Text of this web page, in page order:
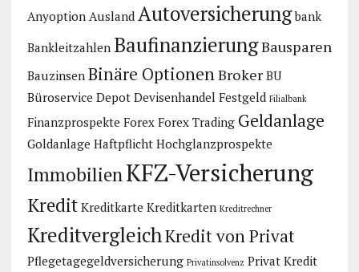
Anyoption Ausland Autoversicherung bank
Bankleitzahlen BaufinanzierungBausparen
Bauzinsen Binäre OptionenBroker BU
Büroservice Depot Devisenhandel Festgeld Filialbank
Finanzprospekte Forex Forex Trading Geldanlage
Goldanlage Haftpflicht Hochglanzprospekte
ImmobilienKFZ-Versicherung
Kredit Kreditkarte Kreditkarten Kreditrechner
KreditvergleichKredit von Privat
Pflegetagegeldversicherung Privatinsolvenz Privat Kredit